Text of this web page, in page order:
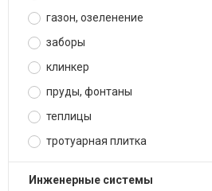
газон, озеленение
заборы
клинкер
пруды, фонтаны
теплицы
тротуарная плитка
инженерные системы